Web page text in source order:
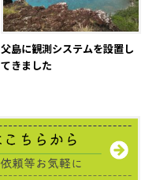
父島に観測システムを設置し
てきました